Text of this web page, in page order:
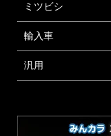
ミツビシ
輸入車
汎用